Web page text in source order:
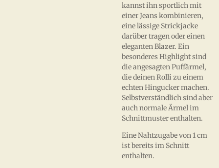
kannst ihn sportlich mit
einer Jeans kombinieren,
eine lässige Strickjacke
darüber tragen oder einen
eleganten Blazer. Ein
besonderes Highlight sind
die angesagten Puffärmel,
die deinen Rolli zu einem
echten Hingucker machen.
Selbstverständlich sind aber
auch normale Ärmel im
Schnittmuster enthalten.
Eine Nahtzugabe von 1 cm
ist bereits im Schnitt
enthalten.